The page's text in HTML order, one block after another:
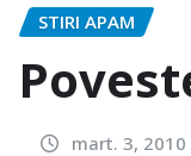
STIRI APAM
mart. 3, 2010